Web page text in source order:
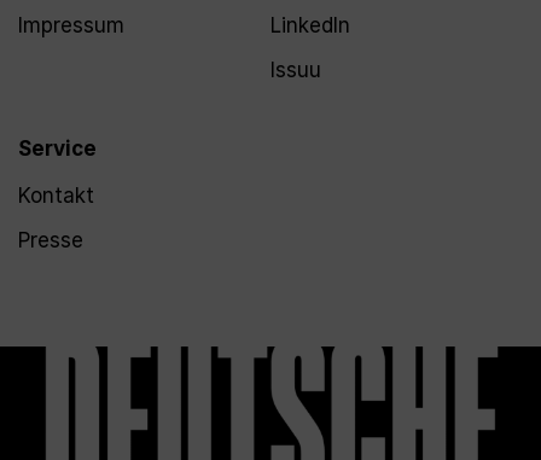
Impressum
Service
Kontakt
Presse
LinkedIn
Issuu